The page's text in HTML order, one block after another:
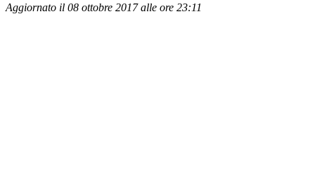
Aggiornato il 08 ottobre 2017 alle ore 23:11